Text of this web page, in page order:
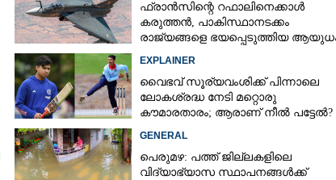
ഫ്രാൻസിന്റെ റഫാലിനെക്കാൾ
കരുത്തൻ,​ പാകിസ്ഥാനടക്കം
രാജ്യങ്ങളെ ഭയപ്പെടുത്തിയ
EXPLAINER
വൈഭവ് സൂര്യവംശിക്ക് പിന്നാലെ
ലോകശ്രദ്ധ നേടി മറ്റൊരു
കൗമാരതാരം; ആരാണ് നീൽ പട്ടേൽ?
GENERAL
പെരുമഴ: പത്ത് ജില്ലകളിലെ
വിദ്യാഭ്യാസ സ്ഥാപനങ്ങൾക്ക്